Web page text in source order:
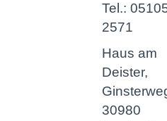
Tel.:
2571
Haus am
Deister,
30980